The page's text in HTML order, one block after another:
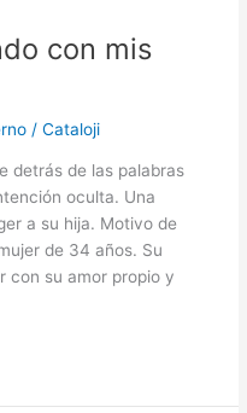
con mis
/Cataloji
detrás de las palabras
oculta. Una
a su hija. Motivo de
de 34 años. Su
con su amor propio y